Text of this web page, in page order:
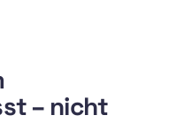
– nicht